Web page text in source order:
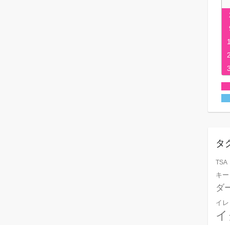
タ
TSA
キ
ダ
イレ